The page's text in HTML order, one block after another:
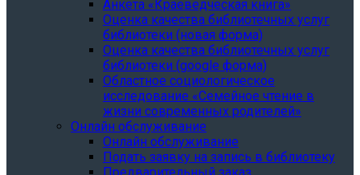
Анкета «Краеведческая книга»
Oценка качества библиотечных услуг
библиотеки (новая форма)
Oценка качества библиотечных услуг
библиотеки (google форма)
Областное социологическое
исследование «Семейное чтение в
жизни современных родителей»
Онлайн обслуживание
Онлайн обслуживание
Подать заявку на запись в библиотеку